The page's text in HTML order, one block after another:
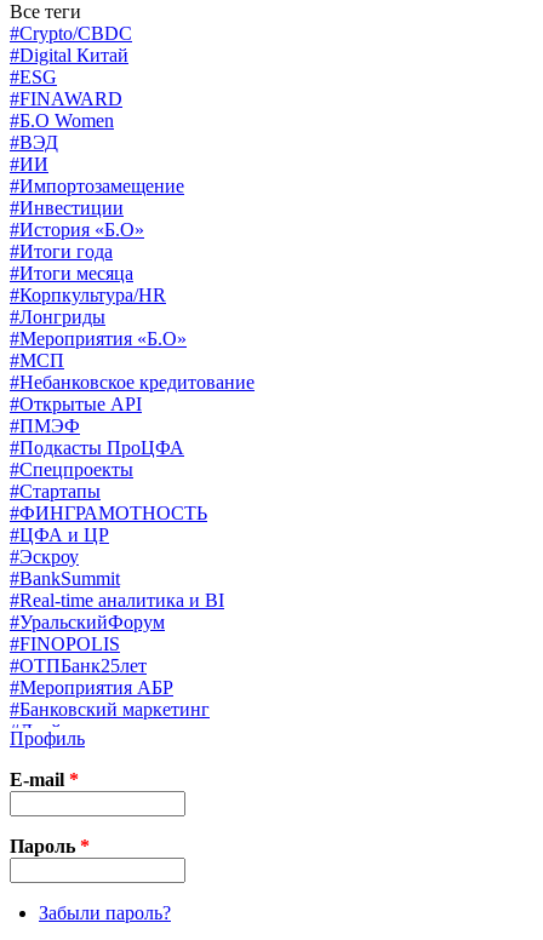
Все теги
#Crypto/CBDC
#Digital Китай
#ESG
#FINAWARD
#Б.О Women
#ВЭД
#ИИ
#Импортозамещение
#Инвестиции
#История «Б.О»
#Итоги года
#Итоги месяца
#Корпкультура/HR
#Лонгриды
#Мероприятия «Б.О»
#МСП
#Небанковское кредитование
#Открытые API
#ПМЭФ
#Подкасты ПроЦФА
#Спецпроекты
#Стартапы
#ФИНГРАМОТНОСТЬ
#ЦФА и ЦР
#Эскроу
#BankSummit
#Real-time аналитика и BI
#УральскийФорум
#FINOPOLIS
#ОТПБанк25лет
#Мероприятия АБР
#Банковский маркетинг
#Драйверы страхования
#Финконгресс ЦБ
#PB&WM
#UX/CX
#Экосистемы
X
Профиль
E-mail *
Пароль *
Забыли пароль?